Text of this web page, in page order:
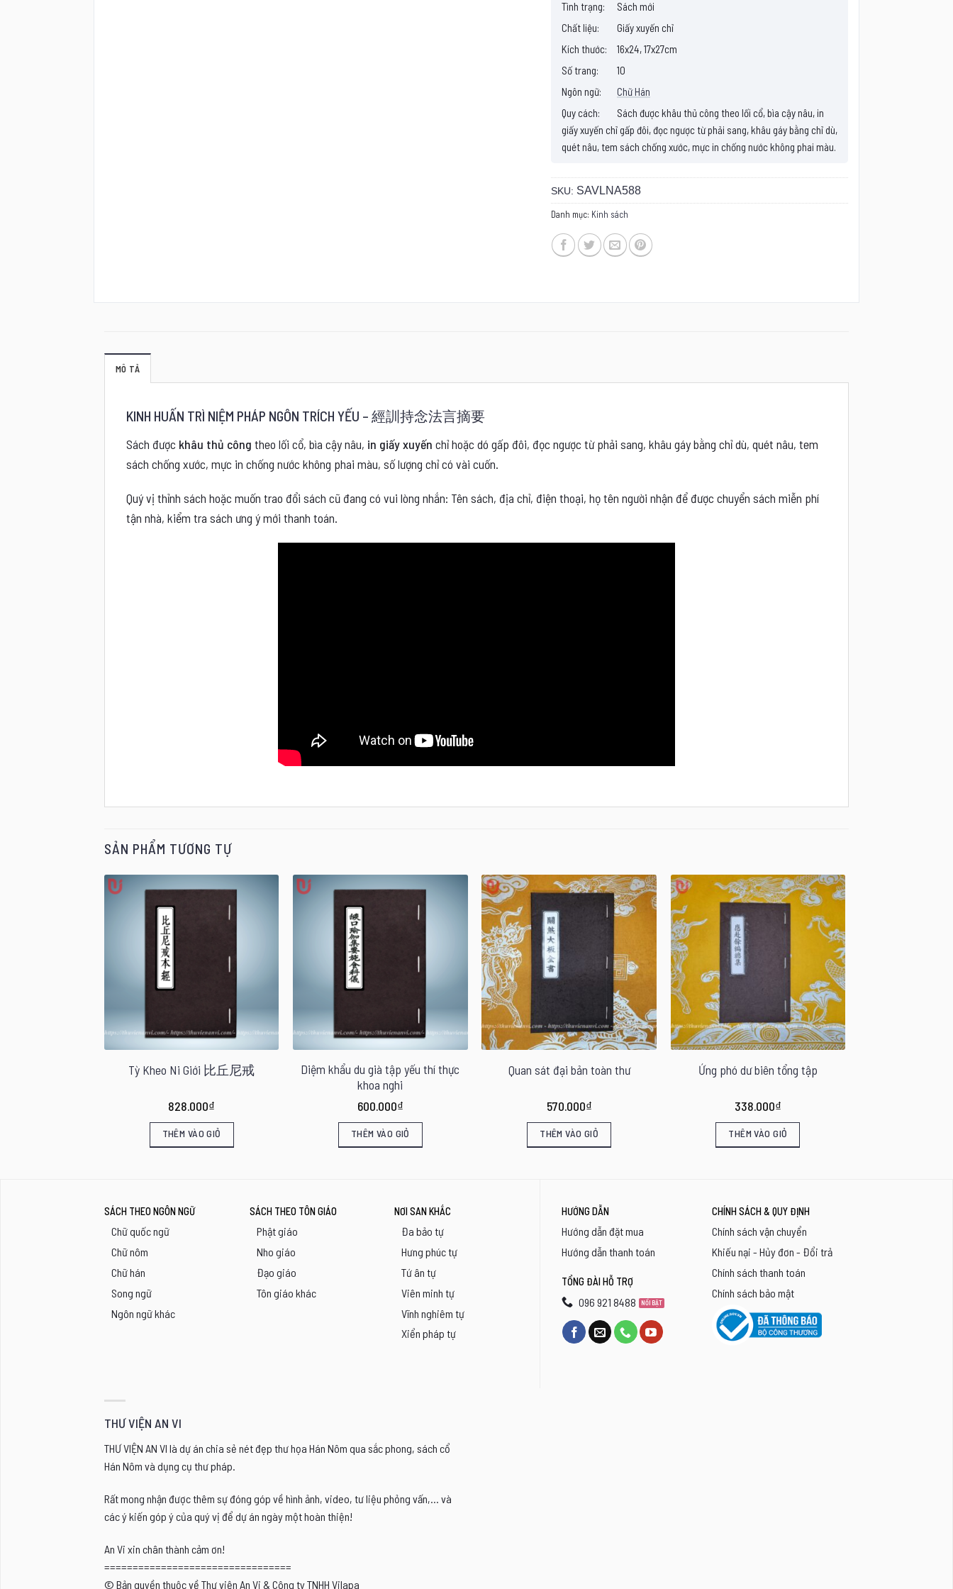
Tình trạng:
Sách mới
Chất liệu:
Giấy xuyến chỉ
Kích thước:
16x24, 17x27cm
Số trang:
10
Ngôn ngữ:
Chữ Hán
Quy cách:
Sách được khâu thủ công theo lối cổ, bìa cậy nâu, in
giấy xuyến chỉ gấp đôi, đọc ngược từ phải sang, khâu gáy bằng chỉ dù,
quét nâu, tem sách chống xước, mực in chống nước không phai màu.
SKU: SAVLNA588
Danh mục: Kinh sách
MÔ TẢ
KINH HUẤN TRÌ NIỆM PHÁP NGÔN TRÍCH YẾU – 經訓持念法言摘要
Sách được khâu thủ công theo lối cổ, bìa cậy nâu, in giấy xuyến chỉ hoặc dó gấp đôi, đọc ngược từ phải sang, khâu gáy bằng chỉ dù, quét nâu, tem
sách chống xước, mực in chống nước không phai màu, số lượng chỉ có vài cuốn.
Quý vị thỉnh sách hoặc muốn trao đổi sách cũ đang có vui lòng nhắn: Tên sách, địa chỉ, điện thoại, họ tên người nhận để được chuyển sách miễn phí
tận nhà, kiểm tra sách ưng ý mới thanh toán.
SẢN PHẨM TƯƠNG TỰ
Tỳ Kheo Ni Giới 比丘尼戒
828.000₫
THÊM VÀO GIỎ
Diệm khẩu du già tập yếu thí thực
khoa nghi
600.000₫
THÊM VÀO GIỎ
Quan sát đại bản toàn thư
570.000₫
THÊM VÀO GIỎ
Ứng phó dư biên tổng tập
338.000₫
THÊM VÀO GIỎ
SÁCH THEO NGÔN NGỮ
Chữ quốc ngữ
Chữ nôm
Chữ hán
Song ngữ
Ngôn ngữ khác
SÁCH THEO TÔN GIÁO
Phật giáo
Nho giáo
Đạo giáo
Tôn giáo khác
NƠI SAN KHẮC
Đa bảo tự
Hưng phúc tự
Tứ ân tự
Viên minh tự
Vĩnh nghiêm tự
Xiển pháp tự
HƯỚNG DẪN
Hướng dẫn đặt mua
Hướng dẫn thanh toán
TỔNG ĐÀI HỖ TRỢ
096 921 8488
CHÍNH SÁCH & QUY ĐỊNH
Chính sách vận chuyển
Khiếu nại - Hủy đơn - Đổi trả
Chính sách thanh toán
Chính sách bảo mật
THƯ VIỆN AN VI
THƯ VIỆN AN VI là dự án chia sẻ nét đẹp thư họa Hán Nôm qua sắc phong, sách cổ
Hán Nôm và dụng cụ thư pháp.
Rất mong nhận được thêm sự đóng góp về hình ảnh, video, tư liệu phỏng vấn,... và
các ý kiến góp ý của quý vị để dự án ngày một hoàn thiện!
An Vi xin chân thành cảm ơn!
=================================
© Bản quyền thuộc về Thư viện An Vi & Công ty TNHH Vilapa